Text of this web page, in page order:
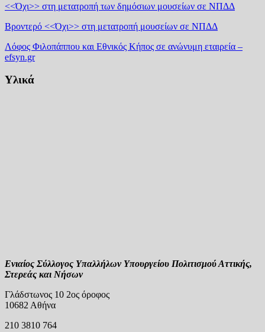
<<Όχι>> στη μετατροπή των δημόσιων μουσείων σε ΝΠΔΔ
Βροντερό <<Όχι>> στη μετατροπή μουσείων σε ΝΠΔΔ
Λόφος Φιλοπάππου και Εθνικός Κήπος σε ανώνυμη εταιρεία –
efsyn.gr
Υλικά
Ενιαίος Σύλλογος Υπαλλήλων Υπουργείου Πολιτισμού Αττικής,
Στερεάς και Νήσων
Γλάδστωνος 10 2ος όροφος
10682 Αθήνα
210 3810 764